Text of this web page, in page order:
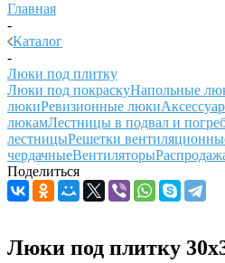
Главная
-
Каталог
-
Люки под плитку
Люки под покраскуНапольные
люкиРевизионные люки
люкамЛестницы в подвал и
лестницыРешетки
чердачныеВентиляторы
Поделиться
Люки под плитку